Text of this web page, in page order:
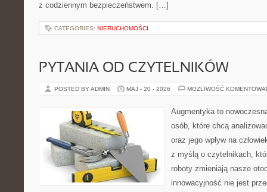
z codziennym bezpieczeństwem. […]
CATEGORIES: NIERUCHOMOŚCI
PYTANIA OD CZYTELNIKÓW
POSTED BY ADMIN MAJ - 20 - 2026 MOŻLIWOŚĆ
Augmentyka to
osób, które chcą
oraz jego wpływ na
z myślą o czytelnikach,
roboty zmieniają nasze
innowacyjność nie jest